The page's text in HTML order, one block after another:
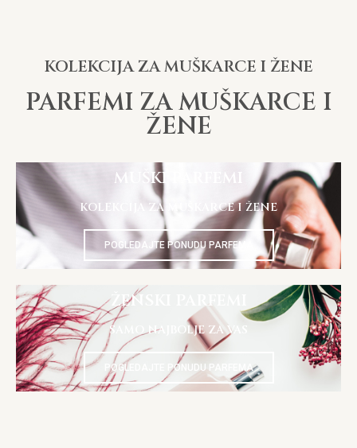
KOLEKCIJA ZA MUŠKARCE I ŽENE
PARFEMI ZA MUŠKARCE I
ŽENE
MUŠKI PARFEMI
KOLEKCIJA ZA MUŠKARCE I ŽENE
POGLEDAJTE PONUDU PARFEMA
ŽENSKI PARFEMI
SAMO NAJBOLJE ZA VAS
POGLEDAJTE PONUDU PARFEMA